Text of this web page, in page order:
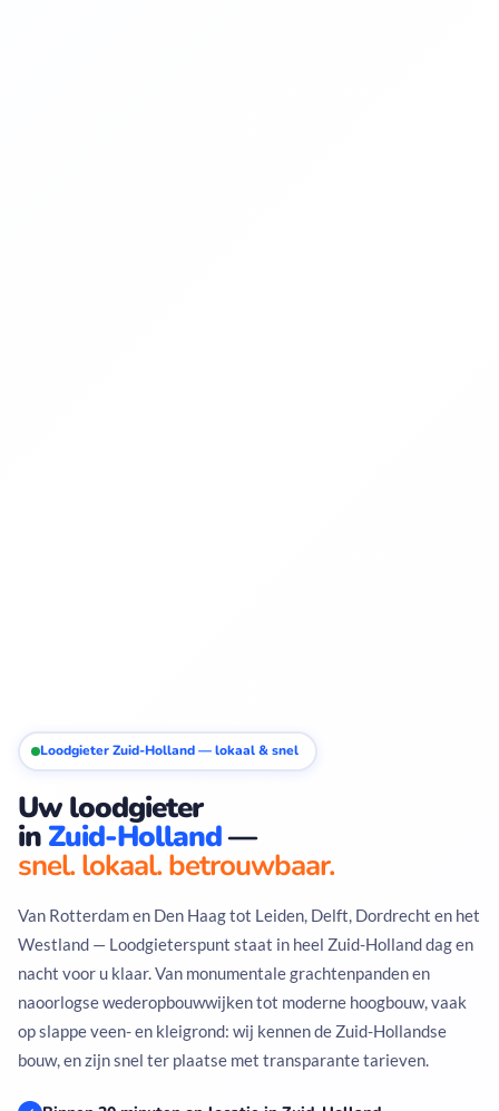
Loodgieter Zuid-Holland — lokaal & snel
Uw loodgieter
in Zuid-Holland—
snel. lokaal. betrouwbaar.
Van Rotterdam en Den Haag tot Leiden, Delft, Dordrecht en het
Westland — Loodgieterspunt staat in heel Zuid-Holland dag en
nacht voor u klaar. Van monumentale grachtenpanden en
naoorlogse wederopbouwwijken tot moderne hoogbouw, vaak
op slappe veen- en kleigrond: wij kennen de Zuid-Hollandse
bouw, en zijn snel ter plaatse met transparante tarieven.